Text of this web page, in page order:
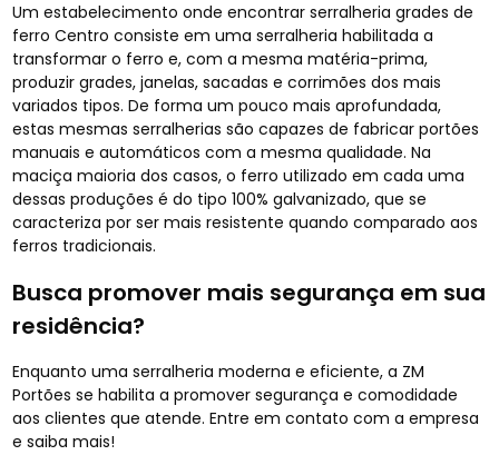
Um estabelecimento onde encontrar serralheria grades de
ferro Centro consiste em uma serralheria habilitada a
transformar o ferro e, com a mesma matéria-prima,
produzir grades, janelas, sacadas e corrimões dos mais
variados tipos. De forma um pouco mais aprofundada,
estas mesmas serralherias são capazes de fabricar portões
manuais e automáticos com a mesma qualidade. Na
maciça maioria dos casos, o ferro utilizado em cada uma
dessas produções é do tipo 100% galvanizado, que se
caracteriza por ser mais resistente quando comparado aos
ferros tradicionais.
Busca promover mais segurança em sua
residência?
Enquanto uma serralheria moderna e eficiente, a ZM
Portões se habilita a promover segurança e comodidade
aos clientes que atende. Entre em contato com a empresa
e saiba mais!